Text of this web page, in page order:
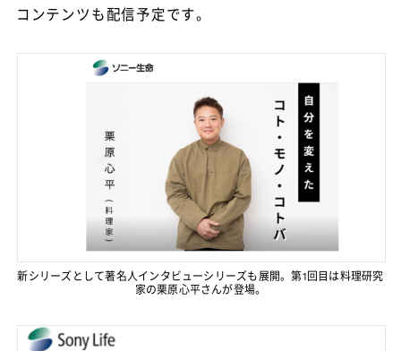
コンテンツも配信予定です。
新シリーズとして著名人インタビューシリーズも展開。第1回目は料理研究
家の栗原心平さんが登場。